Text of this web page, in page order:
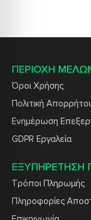
ΠΕΡΙΟΧΗ
Όροι Χρήσης
Πολιτική
Ενημέρωση
GDPR Εργαλεία
ΕΞΥΠΗΡΕΤΗΣΗ
Τρόποι Πληρωμής
Πληροφορίες